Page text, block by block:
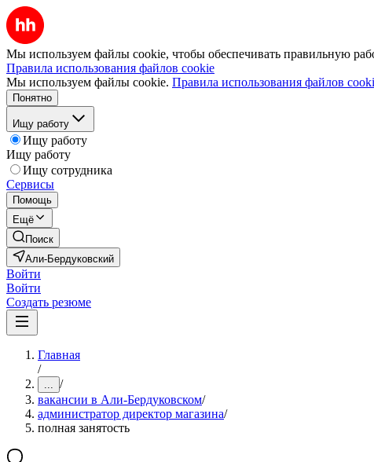
Мы используем файлы cookie, чтобы обеспечивать правильную
Правила использования файлов cookie
Мы используем файлы cookie. Правила использования файлов
Понятно
Ищу работу
Ищу работу
Ищу работу
Ищу сотрудника
Сервисы
Помощь
Ещё
Поиск
Али-Бердуковский
Войти
Войти
Создать резюме
Главная
/
... /
вакансии в Али-Бердуковском/
администратор директор магазина/
полная занятость